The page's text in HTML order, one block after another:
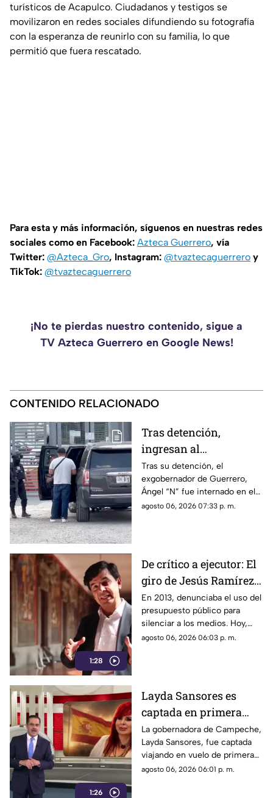
turísticos de Acapulco. Ciudadanos y testigos se
movilizaron en redes sociales difundiendo su fotografía
con la esperanza de reunirlo con su familia, lo que
permitió que fuera rescatado.
Para esta y más información, síguenos en nuestras redes
sociales como en Facebook: Azteca Guerrero, vía
Twitter: @Azteca_Gro, Instagram: @tvaztecaguerrero y
TikTok: @tvaztecaguerrero
¡No te pierdas nuestro contenido, sigue a
TV Azteca Guerrero en Google News!
CONTENIDO RELACIONADO
Tras detención,
ingresan al
exgobernador Ángel
"N" al penal del
Altiplano
Tras su detención, el
exgobernador de Guerrero,
Ángel “N” fue internado en el
penal del Altiplano; esto es lo
agosto 06, 2026 07:33 p. m.
1:28
De crítico a ejecutor: El
giro de Jesús Ramírez
Cuevas sobre la
censura y la publicidad
oficial
En 2013, denunciaba el uso del
presupuesto público para
silenciar a los medios. Hoy,
Jesús Ramírez Cuevas es
agosto 06, 2026 06:03 p. m.
1:26
Layda Sansores es
captada en primera
clase rumbo a España
junto a la directora del
DIF
La gobernadora de Campeche,
Layda Sansores, fue captada
viajando en vuelo de primera
clase con destino a España en
agosto 06, 2026 06:01 p. m.